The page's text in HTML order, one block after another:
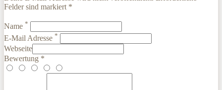
Felder sind markiert *
Name *
E-Mail Adresse *
Webseite
Bewertung *